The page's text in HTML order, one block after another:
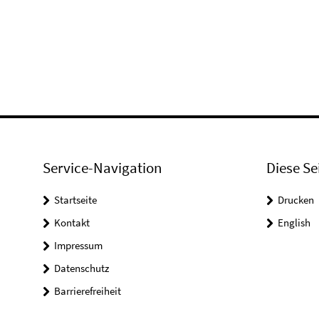
Service-Navigation
Startseite
Kontakt
Impressum
Datenschutz
Barrierefreiheit
Diese
Drucken
English